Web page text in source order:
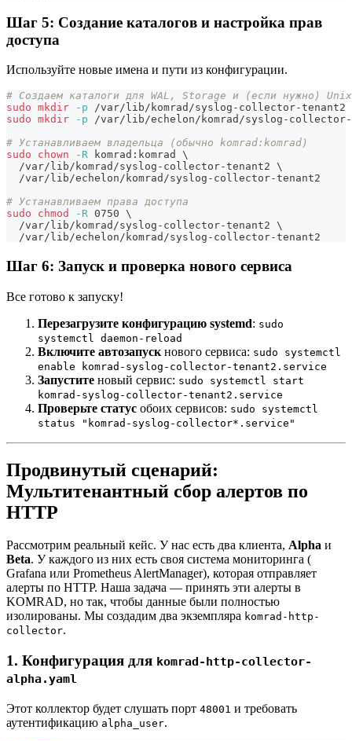
Шаг 5: Создание каталогов и настройка прав
доступа
Используйте новые имена и пути из конфигурации.
# Создаем каталоги для WAL, Storage и (если нужно)
sudo mkdir -p /var/lib/komrad/syslog-collector-tenant2
sudo mkdir -p /var/lib/echelon/komrad/syslog-collector-
# Устанавливаем владельца (обычно komrad:komrad)
sudo
chown -R komrad:komrad \
  /var/lib/komrad/syslog-collector-tenant2
\
  /var/lib/echelon/komrad/syslog-collector-tenant2
# Устанавливаем права доступа
sudo
chmod -R 0750 \
  /var/lib/komrad/syslog-collector-tenant2
\
  /var/lib/echelon/komrad/syslog-collector-tenant2
Шаг 6: Запуск и проверка нового сервиса
Все готово к запуску!
Перезагрузите конфигурацию systemd: sudo
systemctl daemon-reload
Включите автозапуск нового сервиса: sudo systemctl
enable komrad-syslog-collector-tenant2.service
Запустите новый сервис: sudo systemctl start
komrad-syslog-collector-tenant2.service
Проверьте статус обоих сервисов: sudo systemctl
status "komrad-syslog-collector*.service"
Продвинутый сценарий:
Мультитенантный сбор алертов по
HTTP
Рассмотрим реальный кейс. У нас есть два клиента, Alpha и
Beta. У каждого из них есть своя система мониторинга (
Grafana или Prometheus AlertManager), которая отправляет
алерты по HTTP. Наша задача — принять эти алерты в
KOMRAD, но так, чтобы данные были полностью
изолированы. Мы создадим два экземпляра komrad-http-
collector.
1. Конфигурация для komrad-http-collector-
alpha.yaml
Этот коллектор будет слушать порт 48001 и требовать
аутентификацию alpha_user.